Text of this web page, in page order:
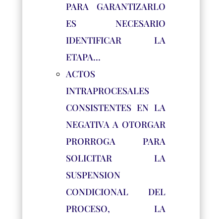
PARA GARANTIZARLO
ES NECESARIO
IDENTIFICAR LA
ETAPA…
ACTOS
INTRAPROCESALES
CONSISTENTES EN LA
NEGATIVA A OTORGAR
PRORROGA PARA
SOLICITAR LA
SUSPENSION
CONDICIONAL DEL
PROCESO, LA